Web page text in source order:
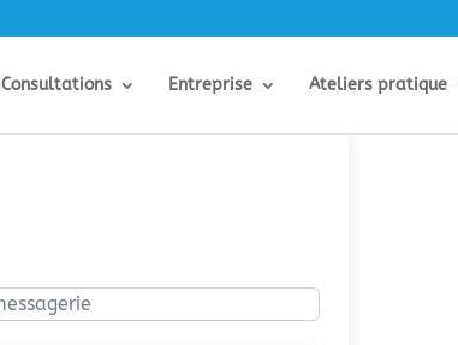
Consultations Entreprise Ateliers pratique